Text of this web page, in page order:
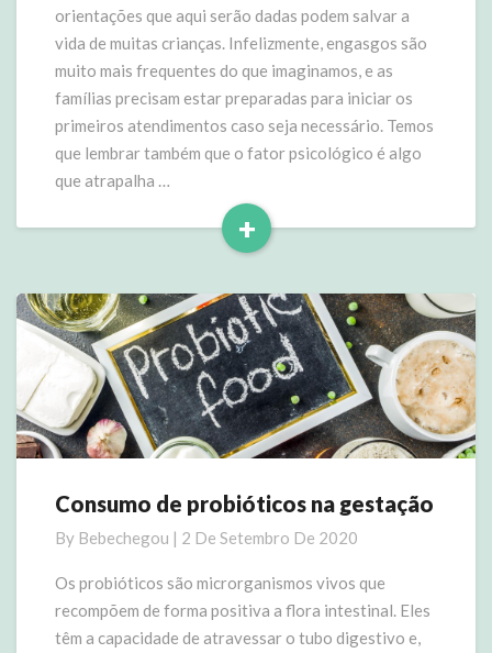
orientações que aqui serão dadas podem salvar a
vida de muitas crianças. Infelizmente, engasgos são
muito mais frequentes do que imaginamos, e as
famílias precisam estar preparadas para iniciar os
primeiros atendimentos caso seja necessário. Temos
que lembrar também que o fator psicológico é algo
que atrapalha …
+
Read
Consumo
probióticos
na
gestação
Consumo de probióticos na gestação
By Bebechegou | 2 De Setembro De 2020
Os probióticos são microrganismos vivos que
recompõem de forma positiva a flora intestinal. Eles
têm a capacidade de atravessar o tubo digestivo e,